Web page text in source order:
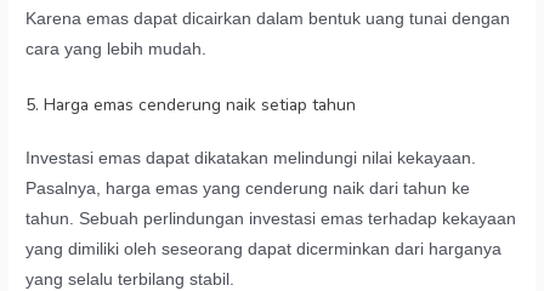
Karena emas dapat dicairkan dalam bentuk uang tunai dengan
cara yang lebih mudah.
5. Harga emas cenderung naik setiap tahun
Investasi emas dapat dikatakan melindungi nilai kekayaan.
Pasalnya, harga emas yang cenderung naik dari tahun ke
tahun. Sebuah perlindungan investasi emas terhadap kekayaan
yang dimiliki oleh seseorang dapat dicerminkan dari harganya
yang selalu terbilang stabil.